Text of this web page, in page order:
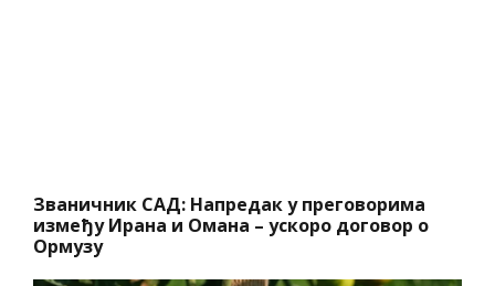
Званичник САД: Напредак у преговорима
између Ирана и Омана – ускоро договор о
Ормузу